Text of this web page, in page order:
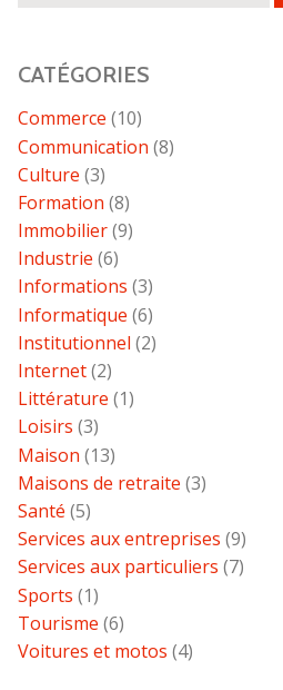
CATÉGORIES
Commerce (10)
Communication (8)
Culture (3)
Formation (8)
Immobilier(9)
Industrie (6)
Informations (3)
Informatique (6)
Institutionnel (2)
Internet(2)
Littérature (1)
Loisirs (3)
Maison (13)
Maisons de retraite (3)
Santé (5)
Services aux entreprises (9)
Services aux particuliers (7)
Sports (1)
Tourisme (6)
Voitures et motos (4)